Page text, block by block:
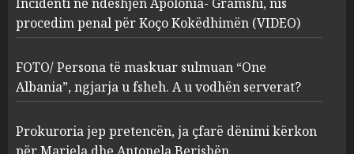
3
FOTO/ Persona të maskuar
sulmuan “One Albania”,
ngjarja u fsheh. A u vodhën
serverat?
MARCH 25, 2025
Prokuroria jep pretencën, ja
procedim penal për Koço Kokëdhimën (VIDEO)
FOTO/ Persona të maskuar sulmuan “One
Albania”, ngjarja u fsheh. A u vodhën serverat?
Prokuroria jep pretencën, ja çfarë dënimi kërkon